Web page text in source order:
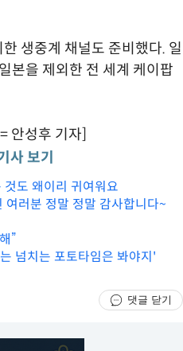
생중계 채널도 준비했다. 일
본을 제외한 전 세계 케이팝
안성후 기자]
사 보기
도 왜이리 귀여워요
여러분 정말 정말 감사합니다~
”
넘치는 포토타임은 봐야지'
댓글 닫기